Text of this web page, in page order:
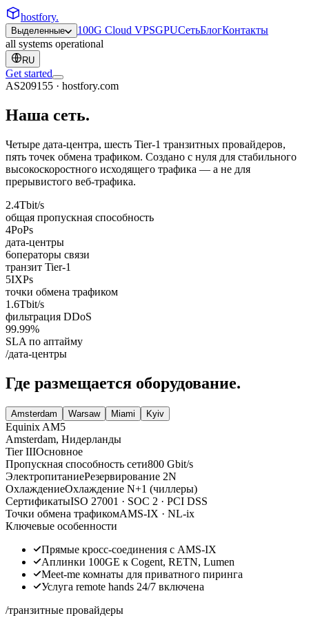
hostfory.
Выделенные 100G Cloud VPSGPUСетьБлогКонтакты
all systems operational
RU
Get started
AS209155 · hostfory.com
Наша сеть.
Четыре дата-центра, шесть Tier-1 транзитных провайдеров,
пять точек обмена трафиком. Создано с нуля для стабильного
высокоскоростного исходящего трафика — а не для
прерывистого веб-трафика.
2.4Tbit/s
общая пропускная способность
4PoPs
дата-центры
6операторы связи
транзит Tier-1
5IXPs
точки обмена трафиком
1.6Tbit/s
фильтрация DDoS
99.99%
SLA по аптайму
/дата-центры
Где размещается оборудование.
Amsterdam Warsaw Miami Kyiv
Equinix AM5
Amsterdam, Нидерланды
Tier IIIОсновное
Пропускная способность сети800 Gbit/s
ЭлектропитаниеРезервирование 2N
ОхлаждениеОхлаждение N+1 (чиллеры)
СертификатыISO 27001 · SOC 2 · PCI DSS
Точки обмена трафикомAMS-IX · NL-ix
Ключевые особенности
Прямые кросс-соединения с AMS-IX
Аплинки 100GE к Cogent, RETN, Lumen
Meet-me комнаты для приватного пиринга
Услуга remote hands 24/7 включена
/транзитные провайдеры